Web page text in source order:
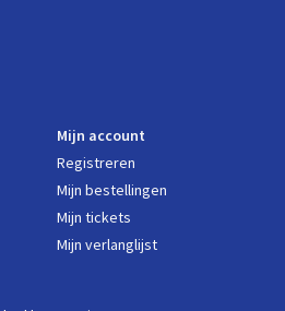
Mijn account
Registreren
Mijn bestellingen
Mijn tickets
Mijn verlanglijst